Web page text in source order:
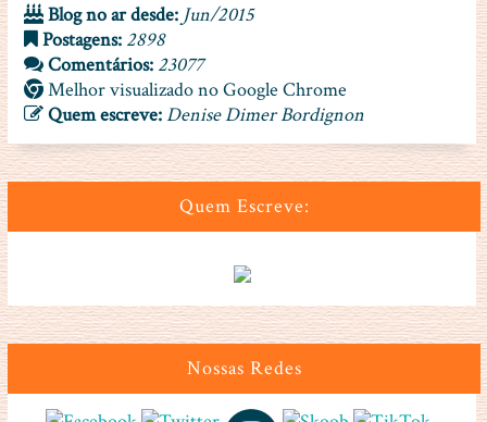
Blog no ar desde: Jun/2015
Postagens: 2898
Comentários: 23077
Melhor visualizado no Google Chrome
Quem escreve:Denise Dimer Bordignon
Quem Escreve:
Nossas Redes